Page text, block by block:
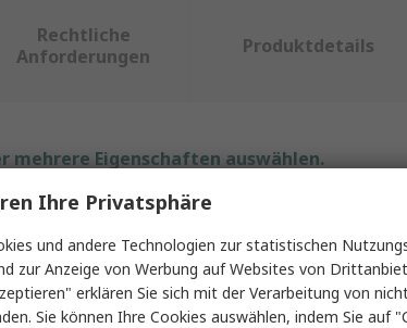
Rechtliche
Anforderungen
Produktdetails
mehrere Eigenschaften auswählen.
RF
Werkzeug
Ihre Privatsphäre
und andere Technologien zur statistischen
zur Anzeige von Werbung auf Websites von
erklären Sie sich mit der Verarbeitung von
Sie können Ihre Cookies auswählen, indem Sie auf